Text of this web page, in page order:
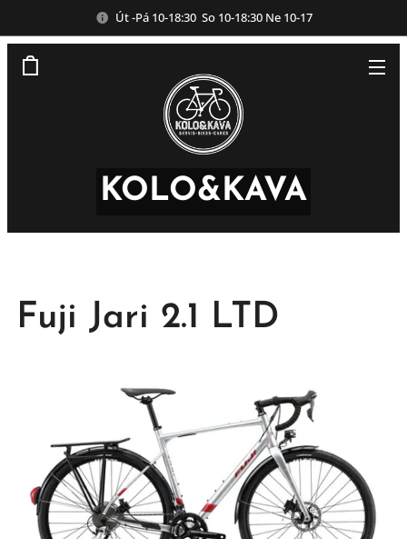
Út -Pá 10-18:30 So 10-18:30 Ne 10-17
KOLO&KAVA
Fuji Jari 2.1 LTD